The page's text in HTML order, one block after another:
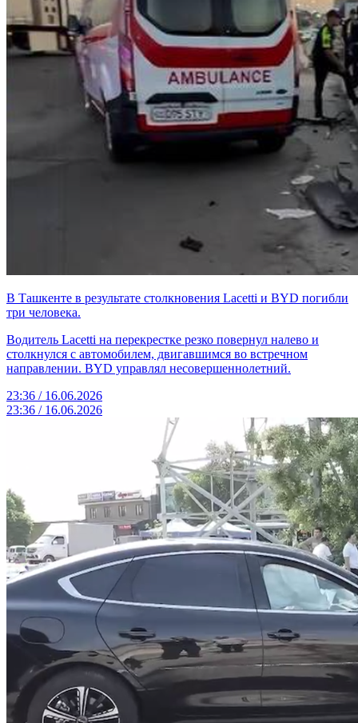
В Ташкенте в результате столкновения Lacetti и BYD погибли
три человека.
Водитель Lacetti на перекрестке резко повернул налево и
столкнулся с автомобилем, двигавшимся во встречном
направлении. BYD управлял несовершеннолетний.
23:36 / 16.06.2026
23:36 / 16.06.2026